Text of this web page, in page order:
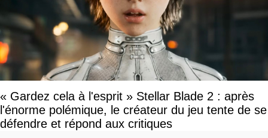
« Gardez cela à l'esprit » Stellar Blade 2 : après
l'énorme polémique, le créateur du jeu tente de se
défendre et répond aux critiques